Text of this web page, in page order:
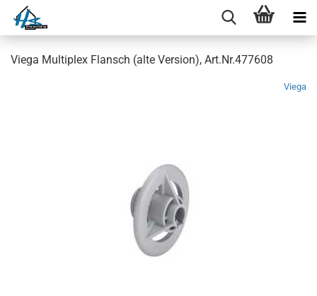
Viega Multiplex Flansch (alte Version), Art.Nr.477608
Viega